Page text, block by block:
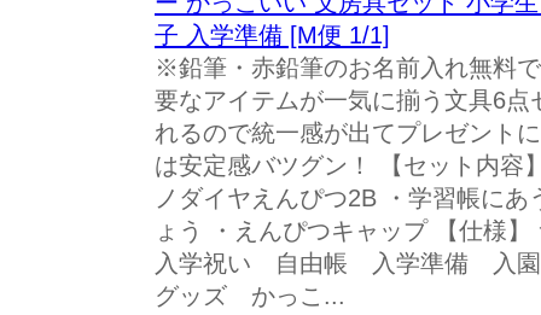
子 入学準備 [M便 1/1]
※鉛筆・赤鉛筆のお名前入れ無料
要なアイテムが一気に揃う文具6
れるので統一感が出てプレゼント
は安定感バツグン！ 【セット内容
ノダイヤえんぴつ2B ・学習帳に
ょう ・えんぴつキャップ 【仕様
入学祝い 自由帳 入学準備
グッズ かっこ...